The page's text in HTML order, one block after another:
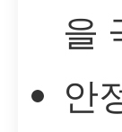
을
안